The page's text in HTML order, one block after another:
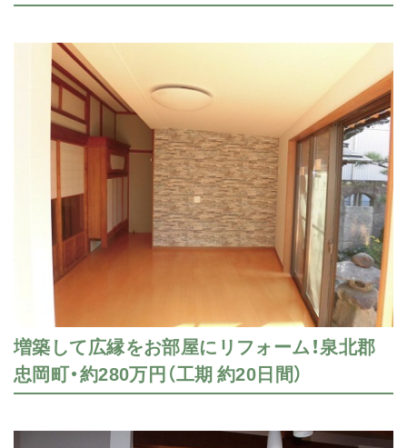
増築して広縁をお部屋にリフォーム！泉北郡
忠岡町・約280万円（工期 約20日間）